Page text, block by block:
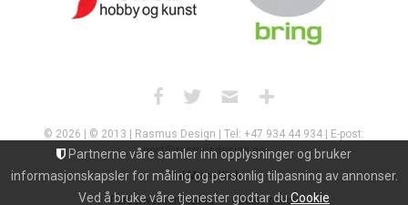
Partnerne våre samler inn opplysninger og bruker
informasjonskapsler for måling og personlig tilpasning av annonser.
Ved å bruke våre tjenester godtar duCookie
© 2026 | © 2013 | Rasmus Design | Tel: +47 934 44 934 | E-post:
post@rasmusdesign.no
Uni Micro Web
Personvernerklæring
Cookie policy